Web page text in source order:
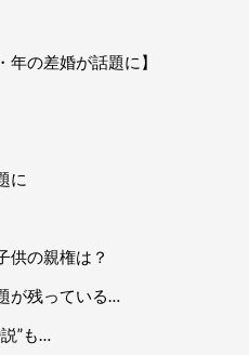
年の差婚が話題に】
に
供の親権は？
が残っている…
”も…